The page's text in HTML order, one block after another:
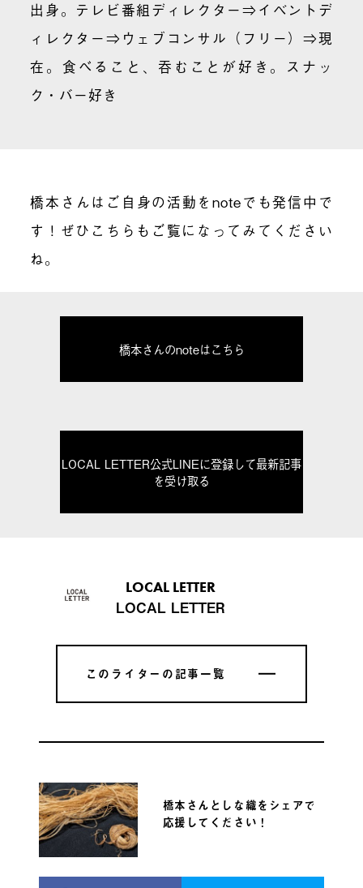
出身。テレビ番組ディレクター⇒イベントデ
ィレクター⇒ウェブコンサル（フリー）⇒現
在。食べること、吞むことが好き。スナッ
ク・バー好き
橋本さんはご自身の活動をnoteでも発信中で
す！ぜひこちらもご覧になってみてください
ね。
橋本さんのnoteはこちら
LOCAL LETTER公式LINEに登録して最新記事
を受け取る
LOCAL LETTER
LOCAL LETTER
このライターの記事一覧
このライターの記事一覧
橋本さんとしな織をシェアで
応援してください！